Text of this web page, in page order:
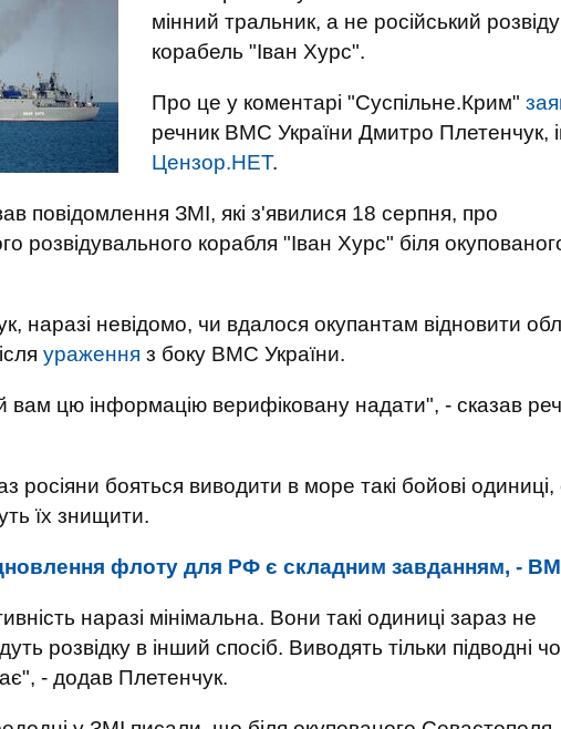
мінний тральник, а не російський
корабель "Іван Хурс".
Про це у коментарі "Суспільне.Крим"
речник ВМС України Дмитро Плетенчук,
Цензор.НЕТ.
повідомлення ЗМІ, які з'явилися 18 серпня, про
розвідувального корабля "Іван Хурс" біля
наразі невідомо, чи вдалося окупантам відновити
ураження з боку ВМС України.
вам цю інформацію верифіковану надати", - сказав
росіяни бояться виводити в море такі бойові одиниці,
їх знищити.
флоту для РФ є складним завданням, -
наразі мінімальна. Вони такі одиниці зараз не
розвідку в інший спосіб. Виводять тільки підводні
- додав Плетенчук.